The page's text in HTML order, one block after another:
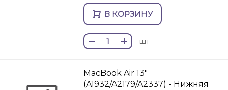
В КОРЗИНУ
шт
MacBook Air 13"
(A1932/A2179/A2337) - Нижняя